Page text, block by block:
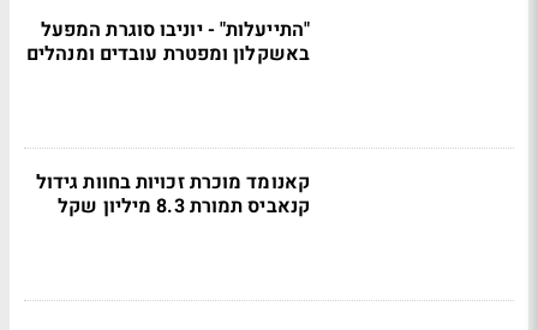
"התייעלות" - יוניבו סוגרת המפעל
באשקלון ומפטרת עובדים ומנהלים
קאנומד מוכרת זכויות בחוות גידול
קנאביס תמורת 8.3 מיליון שקל